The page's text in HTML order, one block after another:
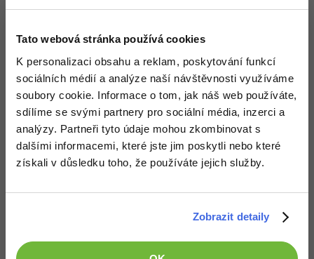
Tato webová stránka používá cookies
K personalizaci obsahu a reklam, poskytování funkcí
sociálních médií a analýze naší návštěvnosti využíváme
soubory cookie. Informace o tom, jak náš web používáte,
sdílíme se svými partnery pro sociální média, inzerci a
analýzy. Partneři tyto údaje mohou zkombinovat s
dalšími informacemi, které jste jim poskytli nebo které
získali v důsledku toho, že používáte jejich služby.
Zobrazit detaily
UX
Business
Kryptoměny -25%
Copywriting -30%
Time management
Adobe InDesign
Adobe After Effects
Blender -80%
Inkscape
Fotografování
Kvalitní znalostiv oblasti IT.
Dovednosti, které ti pomohou získat vysněnou a
dobře placenou práci.
Požadovaný článek má následující obsah: